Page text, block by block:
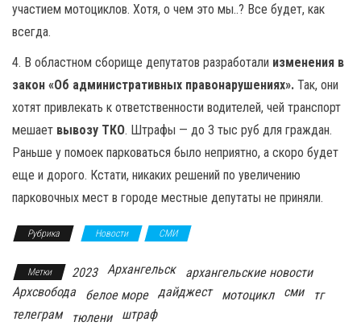
участием мотоциклов. Хотя, о чем это мы..? Все будет, как
всегда.
4. В областном сборище депутатов разработали изменения в
закон «Об административных правонарушениях». Так, они
хотят привлекать к ответственности водителей, чей транспорт
мешает вывозу ТКО. Штрафы — до 3 тыс руб для граждан.
Раньше у помоек парковаться было неприятно, а скоро будет
еще и дорого. Кстати, никаких решений по увеличению
парковочных мест в городе местные депутаты не приняли.
Рубрика Новости СМИ
Метки 2023 Архангельск
архангельские новости
Архсвобода
белое море дайджест мотоцикл сми
тг
телеграм
тюлени штраф